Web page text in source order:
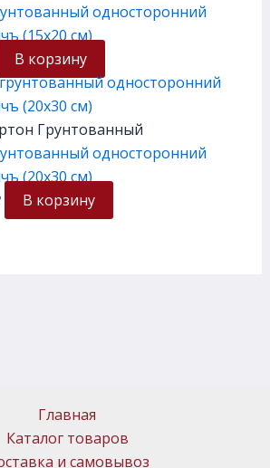
односторонний
(15х20 см)
В корзину
Грунтованный
односторонний
(20х30 см)
В корзину
Главная
Каталог товаров
и самовывоз